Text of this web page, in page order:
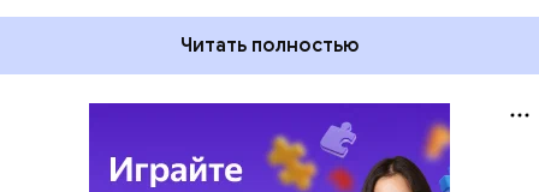
Читать полностью